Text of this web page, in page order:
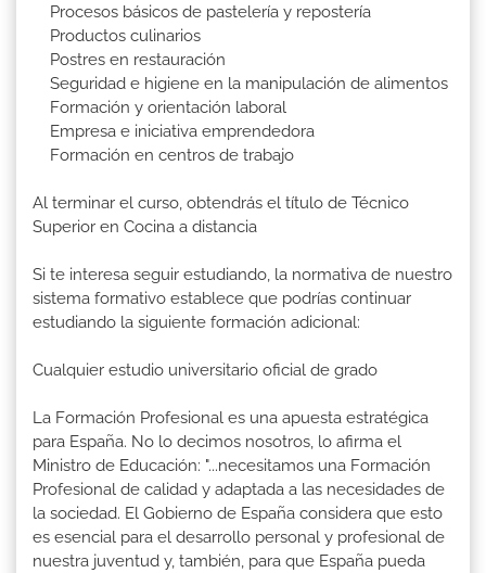
Procesos básicos de pastelería y repostería
Productos culinarios
Postres en restauración
Seguridad e higiene en la manipulación de alimentos
Formación y orientación laboral
Empresa e iniciativa emprendedora
Formación en centros de trabajo
Al terminar el curso, obtendrás el título de Técnico
Superior en Cocina a distancia
Si te interesa seguir estudiando, la normativa de nuestro
sistema formativo establece que podrías continuar
estudiando la siguiente formación adicional:
Cualquier estudio universitario oficial de grado
La Formación Profesional es una apuesta estratégica
para España. No lo decimos nosotros, lo afirma el
Ministro de Educación: "...necesitamos una Formación
Profesional de calidad y adaptada a las necesidades de
la sociedad. El Gobierno de España considera que esto
es esencial para el desarrollo personal y profesional de
nuestra juventud y, también, para que España pueda